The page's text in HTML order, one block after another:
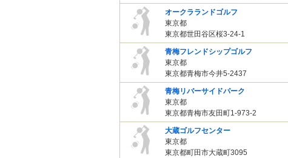
オークラランドゴルフ
東京都
東京都世田谷区桜3-24-1
青梅フレンドシップゴルフ
東京都
東京都青梅市今井5-2437
青梅リバーサイドパーク
東京都
東京都青梅市友田町1-973-2
大蔵ゴルフセンター
東京都
東京都町田市大蔵町3095